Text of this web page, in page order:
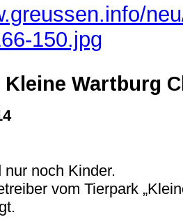
150.jpg
Wartburg
noch Kinder.
vom Tierpark